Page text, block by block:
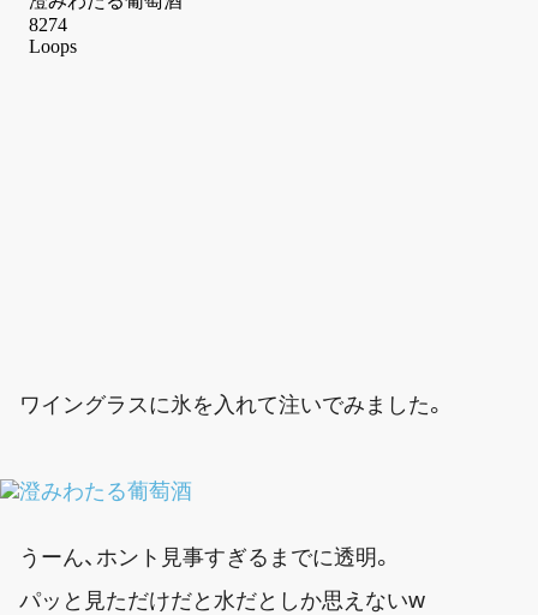
ワイングラスに氷を入れて注いでみました。
うーん、ホント見事すぎるまでに透明。
パッと見ただけだと水だとしか思えないw